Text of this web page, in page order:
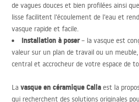
de vagues douces et bien profilées ainsi
lisse facilitent l’écoulement de l’eau et
vasque rapide et facile.
Installation à poser– la vasque est
valeur sur un plan de travail ou un
central et accrocheur de votre espace de
La vasque en céramique Calla est la
qui recherchent des solutions originales